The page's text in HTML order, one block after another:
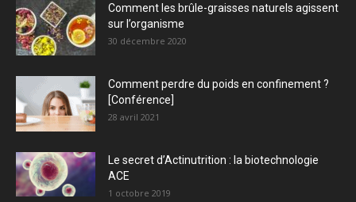
Comment les brûle-graisses naturels agissent
sur l’organisme
30 décembre 2020
Comment perdre du poids en confinement ?
[Conférence]
28 avril 2021
Le secret d’Actinutrition : la biotechnologie
ACE
1 octobre 2019